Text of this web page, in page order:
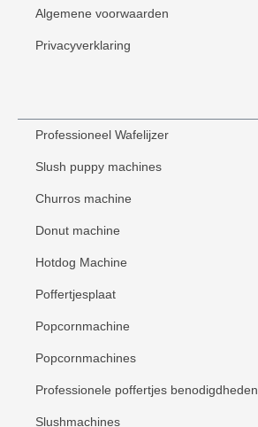
Algemene voorwaarden
Privacyverklaring
Professioneel Wafelijzer
Slush puppy machines
Churros machine
Donut machine
Hotdog Machine
Poffertjesplaat
Popcornmachine
Popcornmachines
Professionele poffertjes benodigdheden
Slushmachines